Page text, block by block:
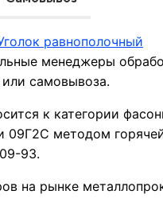
равнополочный
менеджеры
самовывоза.
к категории
09Г2С методом
93.
на рынке